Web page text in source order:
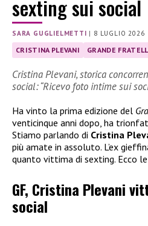
sexting sui social
SARA GUGLIELMETTI | 8 LUGLIO 2026
CRISTINA PLEVANI GRANDE
Cristina Plevani, storica
social: “Ricevo foto intime sui
Ha vinto la prima edizione del
venticinque anni dopo, ha
Stiamo parlando di Cristina
più amate in assoluto. L’ex
quanto vittima di sexting. Ecco
GF, Cristina Plevani
social